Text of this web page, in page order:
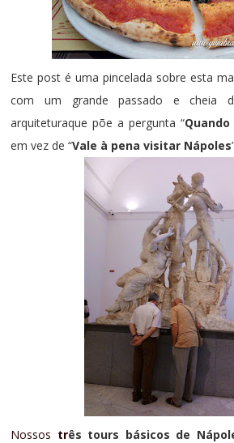
Este post é uma pincelada sobre esta
com um grande passado e cheia
arquiteturaque põe a pergunta “
em vez de “Vale à pena visitar Nápoles
Nossos três tours básicos de